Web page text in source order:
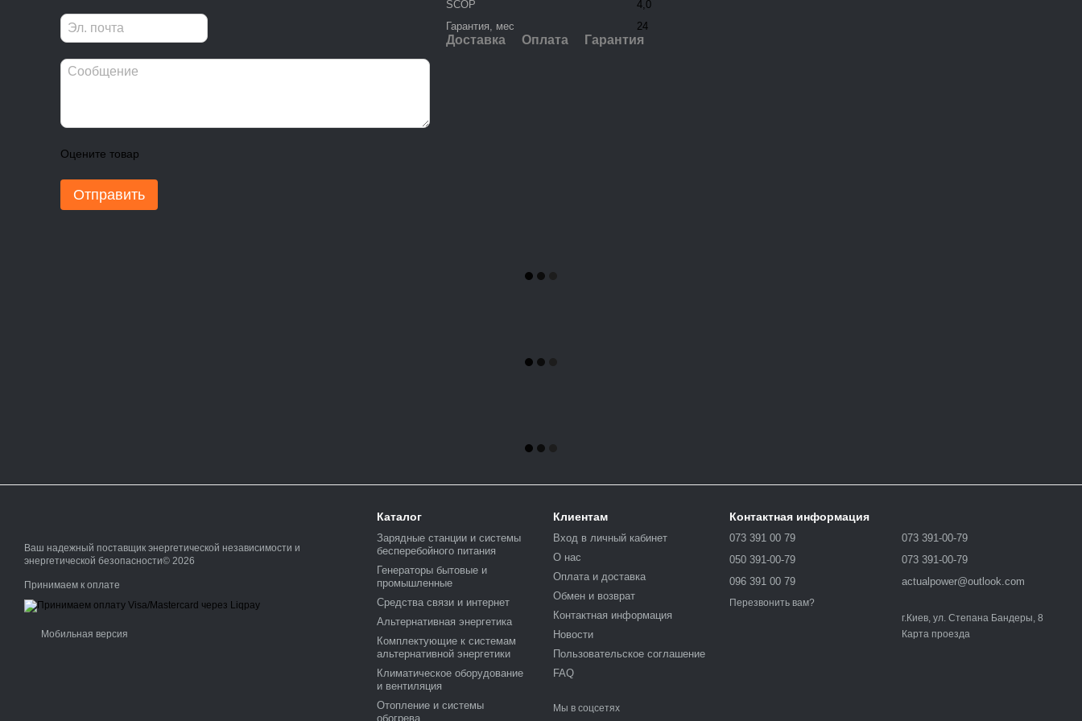
Оцените товар
Отправить
SCOP
4,0
Гарантия, мес
24
Доставка Оплата Гарантия
Ваш надежный поставщик энергетической независимости и
энергетической безопасности© 2026
Принимаем к оплате
Мобильная версия
Каталог
Зарядные станции и системы
бесперебойного питания
Генераторы бытовые и
промышленные
Средства связи и интернет
Альтернативная энергетика
Комплектующие к системам
альтернативной энергетики
Климатическое оборудование
и вентиляция
Отопление и системы
обогрева
Клиентам
Вход в личный кабинет
О нас
Оплата и доставка
Обмен и возврат
Контактная информация
Новости
Пользовательское соглашение
FAQ
Мы в соцсетях
Контактная информация
073 391 00 79
050 391-00-79
096 391 00 79
Перезвонить вам?
073 391-00-79
073 391-00-79
actualpower@outlook.com
г.Киев, ул. Степана Бандеры, 8
Карта проезда